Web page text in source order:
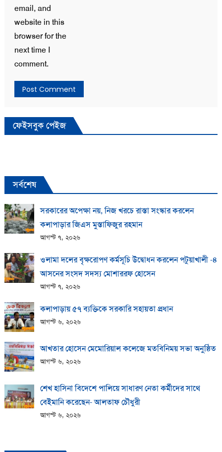
email, and
website in this
browser for the
next time I
comment.
ফেইসবুক পেইজ
সর্বশেষ
সরকারের অপেক্ষা নয়, নিজ খরচে রাস্তা সংস্কার করলেন
কলাপাড়ার জিএস মুস্তাফিজুর রহমান
আগস্ট ৭, ২০২৬
ওলামা দলের বৃক্ষরোপণ কর্মসূচি উদ্বোধন করলেন পটুয়াখালী -৪
আসনের সংসদ সদস্য মোশাররফ হোসেন
আগস্ট ৭, ২০২৬
কলাপাড়ায় ​৫৭ ব্যক্তিকে সরকারি সহায়তা প্রধান
আগস্ট ৬, ২০২৬
আখতার হোসেন মেমোরিয়াল কলেজে মতবিনিময় সভা অনুষ্ঠিত
আগস্ট ৬, ২০২৬
শেখ হাসিনা বিদেশে পালিয়ে সাধারণ নেতা কর্মীদের সাথে
বেইমানি করেছেন- আলতাফ চৌধুরী
আগস্ট ৬, ২০২৬